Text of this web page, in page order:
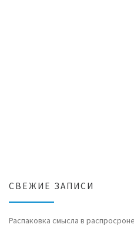
СВЕЖИЕ ЗАПИСИ
Распаковка смысла в